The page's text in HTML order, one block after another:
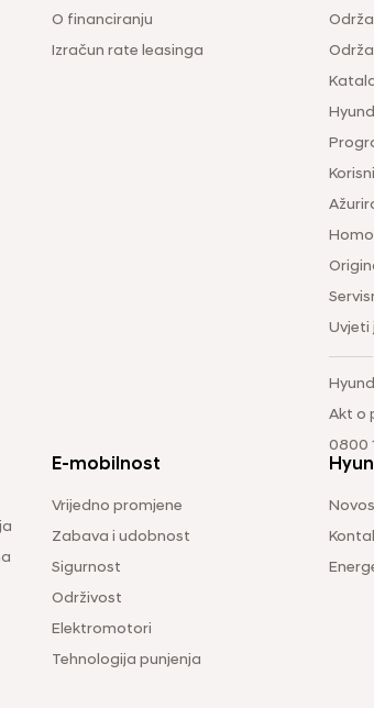
O financiranju
Izračun rate leasinga
Uvjeti
Akt o
0800
E-mobilnost
Vrijedno promjene
Zabava i udobnost
Sigurnost
Održivost
Elektromotori
Tehnologija punjenja